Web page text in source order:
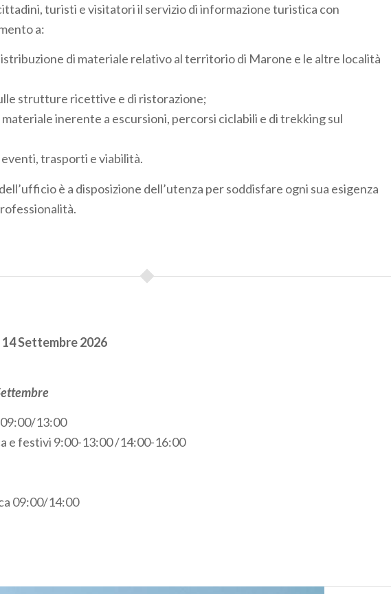
turisti e visitatori il servizio di informazione turistica con
a:
di materiale relativo al territorio di Marone e le altre località
strutture ricettive e di ristorazione;
inerente a escursioni, percorsi ciclabili e di trekking sul
trasporti e viabilità.
è a disposizione dell’utenza per soddisfare ogni sua esigenza
Settembre 2026
13:00
e festivi 9:00-13:00 /14:00-16:00
09:00/14:00